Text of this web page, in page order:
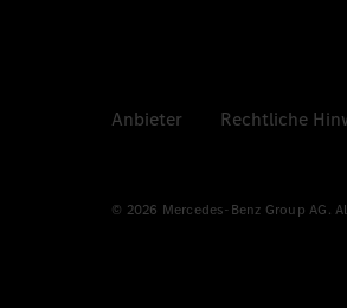
Anbieter Rechtliche
© 2026 Mercedes-Benz Group AG.